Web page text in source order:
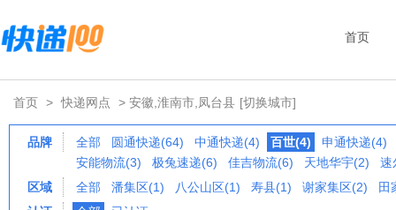
首页
首页 > 快递网点 > 安徽,淮南市,凤台县 [切换城市]
品牌 全部 圆通快递(64) 中通快递(4) 百世(4)
申通快递(4)
安能物流(3)
极兔速递(6) 佳吉物流(6) 天地华宇(2)
速
区域
全部 潘集区(1) 八公山区(1) 寿县(1) 谢家集区(2)
田